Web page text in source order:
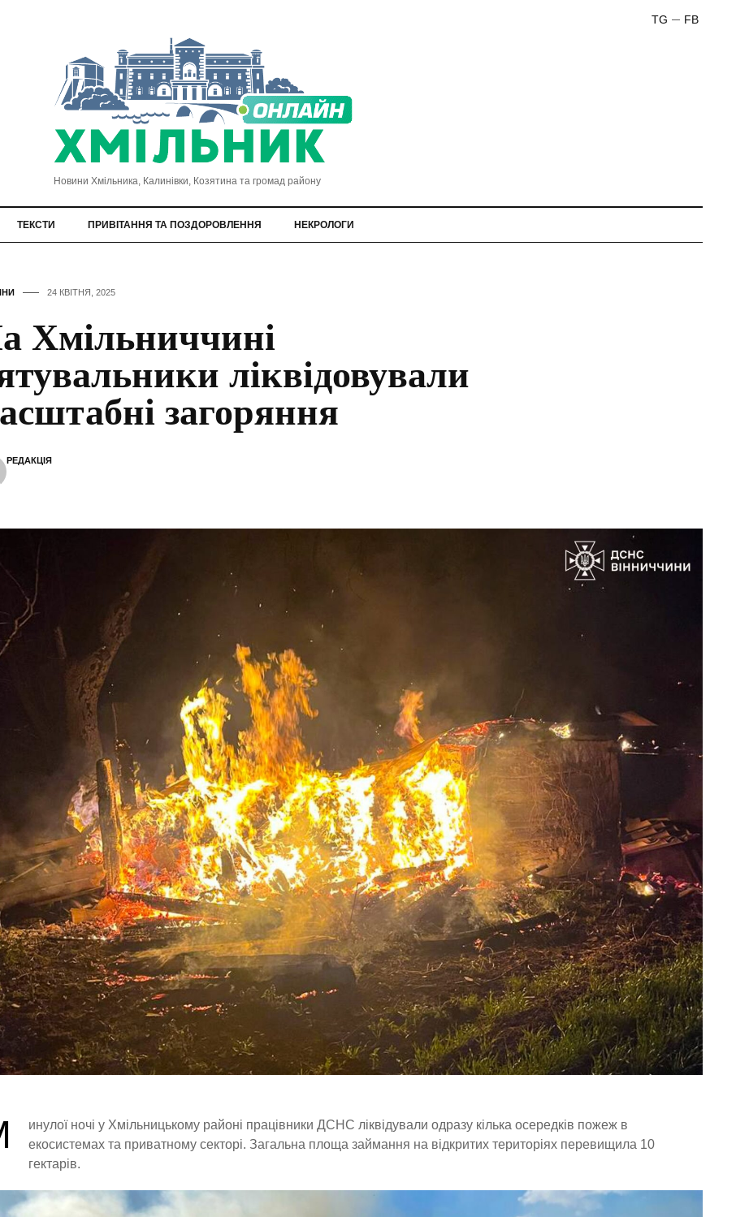
FB
TG
Новини Хмільника, Калинівки, Козятина та громад району
ТЕКСТИ ПРИВІТАННЯ ТА ПОЗДОРОВЛЕННЯ НЕКРОЛОГИ
24 КВІТНЯ, 2025
Хмільниччині
ліквідовували
загоряння
РЕДАКЦІЯ
инулої ночі у Хмільницькому районі працівники ДСНС ліквідували одразу кілька осередків пожеж в
екосистемах та приватному секторі. Загальна площа займання на відкритих територіях перевищила 10
гектарів.